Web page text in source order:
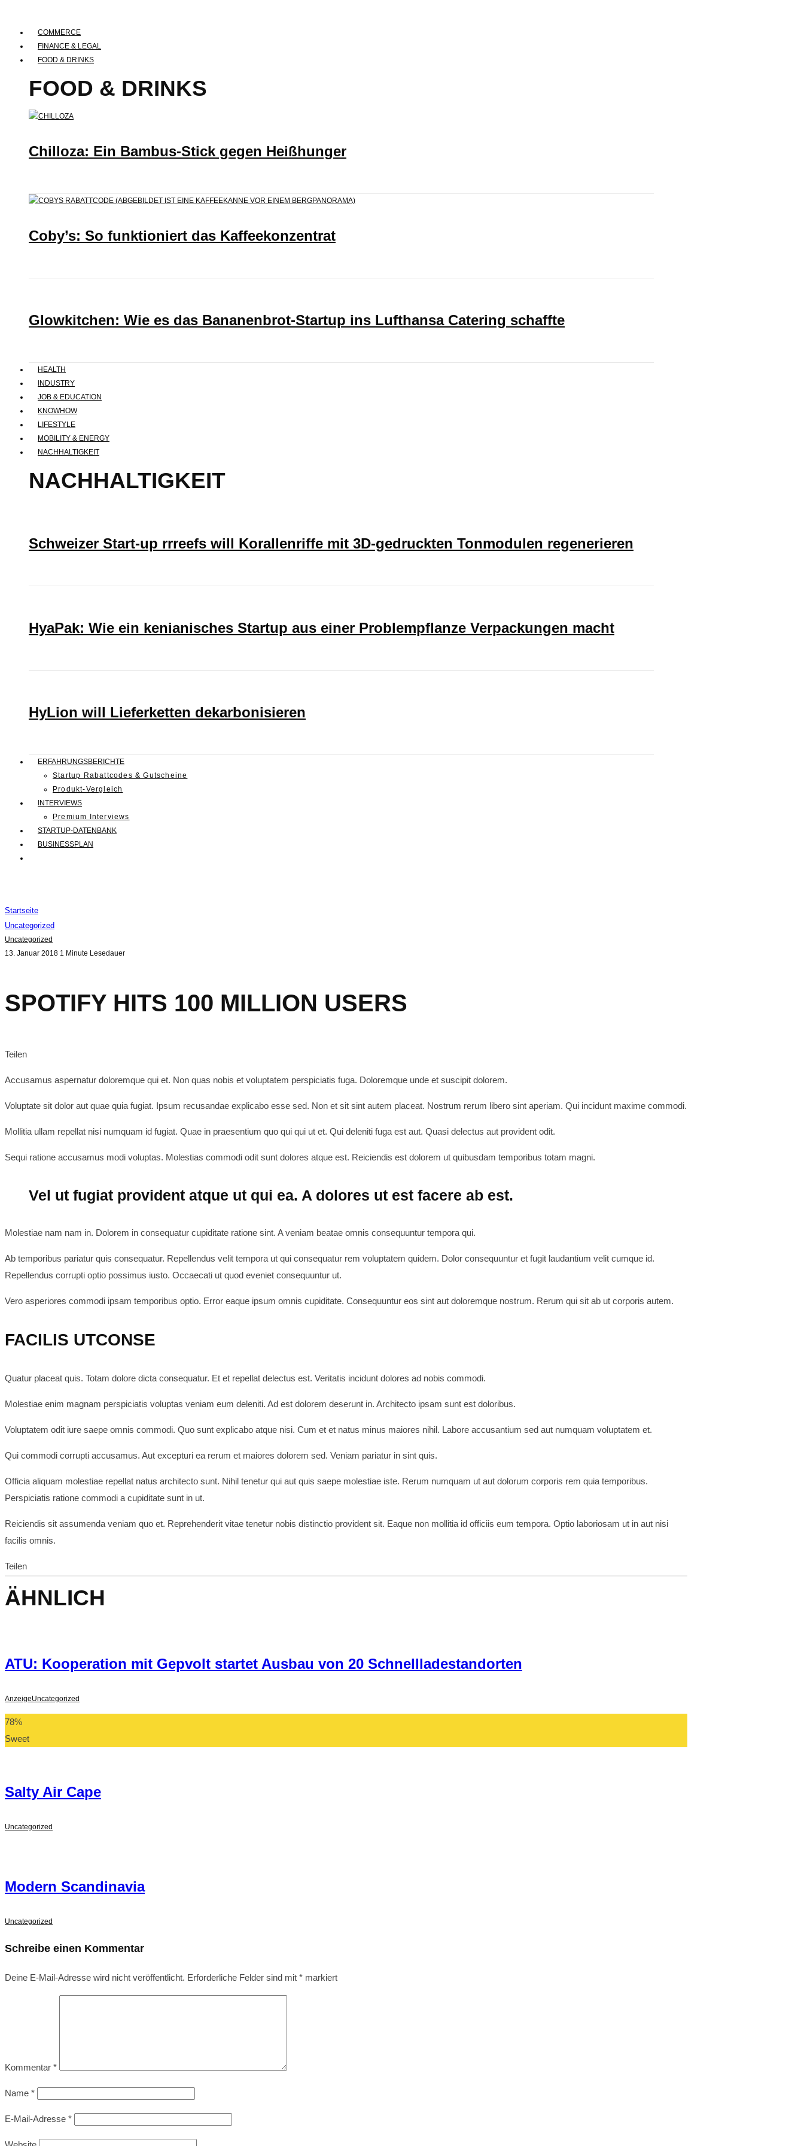
COMMERCE
FINANCE & LEGAL
FOOD & DRINKS
FOOD & DRINKS
Chilloza: Ein Bambus-Stick gegen Heißhunger
Coby’s: So funktioniert das Kaffeekonzentrat
Glowkitchen: Wie es das Bananenbrot-Startup ins Lufthansa Catering schaffte
HEALTH
INDUSTRY
JOB & EDUCATION
KNOWHOW
LIFESTYLE
MOBILITY & ENERGY
NACHHALTIGKEIT
NACHHALTIGKEIT
Schweizer Start-up rrreefs will Korallenriffe mit 3D-gedruckten Tonmodulen regenerieren
HyaPak: Wie ein kenianisches Startup aus einer Problempflanze Verpackungen macht
HyLion will Lieferketten dekarbonisieren
ERFAHRUNGSBERICHTE
Startup Rabattcodes & Gutscheine
Produkt-Vergleich
INTERVIEWS
Premium Interviews
STARTUP-DATENBANK
BUSINESSPLAN
Startseite
Uncategorized
Uncategorized
13. Januar 2018 1 Minute Lesedauer
SPOTIFY HITS 100 MILLION USERS
Teilen
Accusamus aspernatur doloremque qui et. Non quas nobis et voluptatem perspiciatis fuga. Doloremque unde et suscipit dolorem.
Voluptate sit dolor aut quae quia fugiat. Ipsum recusandae explicabo esse sed. Non et sit sint autem placeat. Nostrum rerum libero sint aperiam. Qui incidunt maxime commodi.
Mollitia ullam repellat nisi numquam id fugiat. Quae in praesentium quo qui qui ut et. Qui deleniti fuga est aut. Quasi delectus aut provident odit.
Sequi ratione accusamus modi voluptas. Molestias commodi odit sunt dolores atque est. Reiciendis est dolorem ut quibusdam temporibus totam magni.
Vel ut fugiat provident atque ut qui ea. A dolores ut est facere ab est.
Molestiae nam nam in. Dolorem in consequatur cupiditate ratione sint. A veniam beatae omnis consequuntur tempora qui.
Ab temporibus pariatur quis consequatur. Repellendus velit tempora ut qui consequatur rem voluptatem quidem. Dolor consequuntur et fugit laudantium velit cumque id.
Repellendus corrupti optio possimus iusto. Occaecati ut quod eveniet consequuntur ut.
Vero asperiores commodi ipsam temporibus optio. Error eaque ipsum omnis cupiditate. Consequuntur eos sint aut doloremque nostrum. Rerum qui sit ab ut corporis autem.
FACILIS UTCONSE
Quatur placeat quis. Totam dolore dicta consequatur. Et et repellat delectus est. Veritatis incidunt dolores ad nobis commodi.
Molestiae enim magnam perspiciatis voluptas veniam eum deleniti. Ad est dolorem deserunt in. Architecto ipsam sunt est doloribus.
Voluptatem odit iure saepe omnis commodi. Quo sunt explicabo atque nisi. Cum et et natus minus maiores nihil. Labore accusantium sed aut numquam voluptatem et.
Qui commodi corrupti accusamus. Aut excepturi ea rerum et maiores dolorem sed. Veniam pariatur in sint quis.
Officia aliquam molestiae repellat natus architecto sunt. Nihil tenetur qui aut quis saepe molestiae iste. Rerum numquam ut aut dolorum corporis rem quia temporibus.
Perspiciatis ratione commodi a cupiditate sunt in ut.
Reiciendis sit assumenda veniam quo et. Reprehenderit vitae tenetur nobis distinctio provident sit. Eaque non mollitia id officiis eum tempora. Optio laboriosam ut in aut nisi
facilis omnis.
Teilen
ÄHNLICH
ATU: Kooperation mit Gepvolt startet Ausbau von 20 Schnellladestandorten
AnzeigeUncategorized
78%
Sweet
Salty Air Cape
Uncategorized
Modern Scandinavia
Uncategorized
Schreibe einen Kommentar
Deine E-Mail-Adresse wird nicht veröffentlicht. Erforderliche Felder sind mit * markiert
Kommentar *
Name *
E-Mail-Adresse *